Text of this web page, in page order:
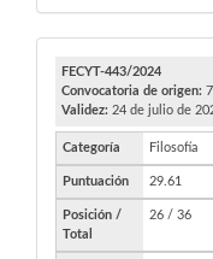
FECYT